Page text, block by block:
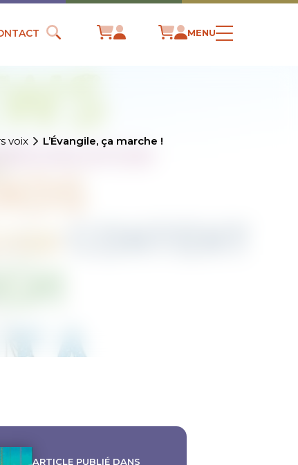
MENU
voix L’Évangile, ça marche !
ARTICLE PUBLIÉ DANS